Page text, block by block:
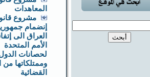
المعاهدات
مشروع
إنضمام
العراق الى
الأمم المتحدة
لحصانات
وممتلكاتها من
القضائية